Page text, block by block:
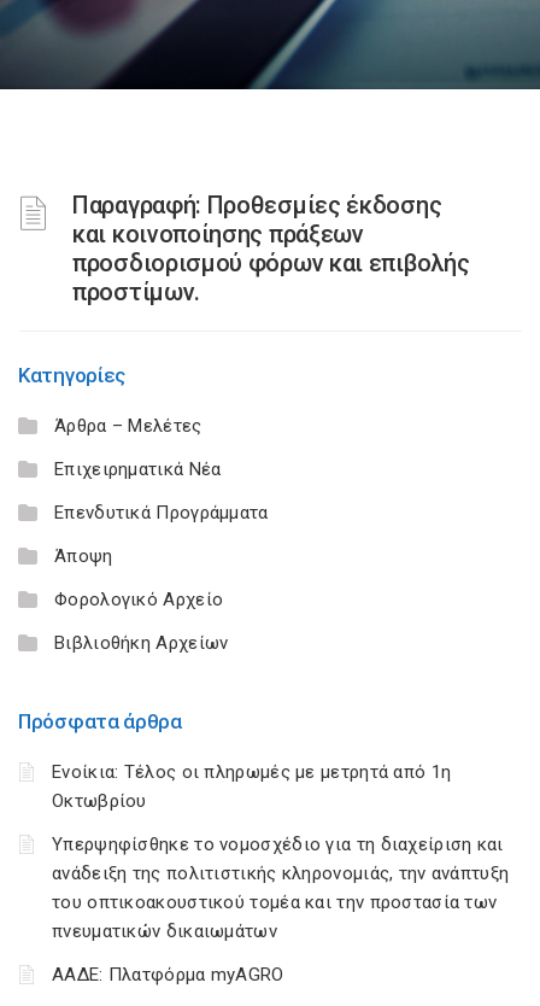
Παραγραφή: Προθεσμίες έκδοσης
και κοινοποίησης πράξεων
προσδιορισμού φόρων και επιβολής
προστίμων.
Κατηγορίες
Άρθρα – Μελέτες
Επιχειρηματικά Νέα
Επενδυτικά Προγράμματα
Άποψη
Φορολογικό Αρχείο
Βιβλιοθήκη Αρχείων
Πρόσφατα άρθρα
Ενοίκια: Τέλος οι πληρωμές με μετρητά από 1η
Οκτωβρίου
Υπερψηφίσθηκε το νομοσχέδιο για τη διαχείριση και
ανάδειξη της πολιτιστικής κληρονομιάς, την ανάπτυξη
του οπτικοακουστικού τομέα και την προστασία των
πνευματικών δικαιωμάτων
ΑΑΔΕ: Πλατφόρμα myAGRO